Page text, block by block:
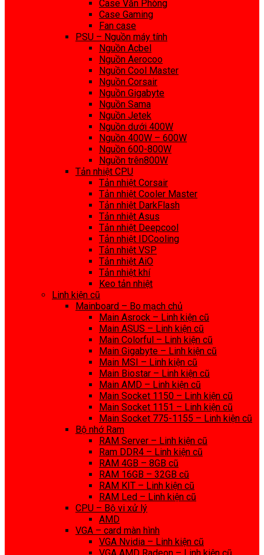
Case Văn Phòng
Case Gaming
Fan case
PSU – Nguồn máy tính
Nguồn Acbel
Nguồn Aerocoo
Nguồn Cool Master
Nguồn Corsair
Nguồn Gigabyte
Nguồn Sama
Nguồn Jetek
Nguồn dưới 400W
Nguồn 400W – 600W
Nguồn 600-800W
Nguồn trên800W
Tản nhiệt CPU
Tản nhiệt Corsair
Tản nhiệt Cooler Master
Tản nhiệt DarkFlash
Tản nhiệt Asus
Tản nhiệt Deepcool
Tản nhiệt IDCooling
Tản nhiệt VSP
Tản nhiệt AiO
Tản nhiệt khí
Keo tản nhiệt
Linh kiện cũ
Mainboard – Bo mạch chủ
Main Asrock – Linh kiện cũ
Main ASUS – Linh kiện cũ
Main Colorful – Linh kiện cũ
Main Gigabyte – Linh kiện cũ
Main MSI – Linh kiện cũ
Main Biostar – Linh kiện cũ
Main AMD – Linh kiện cũ
Main Socket 1150 – Linh kiện cũ
Main Socket 1151 – Linh kiện cũ
Main Socket 775-1155 – Linh kiện cũ
Bộ nhớ Ram
RAM Server – Linh kiện cũ
Ram DDR4 – Linh kiện cũ
RAM 4GB – 8GB cũ
RAM 16GB – 32GB cũ
RAM KIT – Linh kiện cũ
RAM Led – Linh kiện cũ
CPU – Bộ vi xử lý
AMD
VGA – card màn hình
VGA Nvidia – Linh kiện cũ